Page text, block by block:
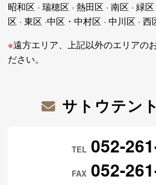
昭和区 · 瑞穂区 · 熱田区 · 南区 · 緑
区 · 東区 ·中区・中村区 · 中川区 · 西
※遠方エリア、上記以外のエリアの
ださい。
サトウテン
TEL 052-
FAX 052-